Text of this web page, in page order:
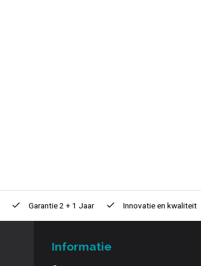
Garantie2 + 1 Jaar Innovatieen kwaliteit
Informatie